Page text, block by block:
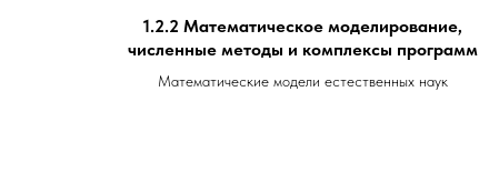
1.2.2 Математическое моделирование,
численные методы и комплексы программ
Математические модели естественных наук